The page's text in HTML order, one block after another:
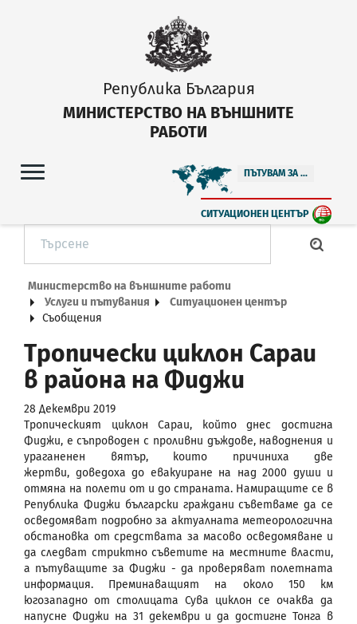
Република България
МИНИСТЕРСТВО НА ВЪНШНИТЕ
РАБОТИ
ПЪТУВАМ ЗА ...
СИТУАЦИОНЕН ЦЕНТЪР
Министерство на външните работи
Услуги и пътувания
Ситуационен център
Съобщения
Tропически циклон Сараи
в района на Фиджи
28 Декември 2019
Тропическият циклон Сараи, който днес достигна
Фиджи, е съпроводен с проливни дъждове, наводнения и
ураганенен вятър, които причиниха две
жертви, доведоха до евакуиране на над 2000 души и
отмяна на полети от и до страната. Намиращите се в
Република Фиджи български граждани съветваме да се
осведомяват подробно за актуалната метеорологична
обстановка от средствата за масово осведомяване и
да следват стриктно съветите на местните власти,
а пътуващите за Фиджи - да проверяват полетната
информация. Преминаващият на около 150 км
югозападно от столицата Сува циклон се очаква да
напусне Фиджи на 31 декември и да достигне Тонга в